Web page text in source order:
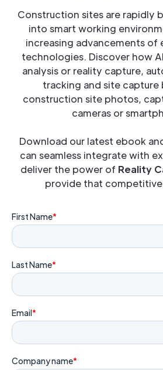
Construction sites are rapidly
into smart working
increasing advancements of
technologies. Discover how
analysis or reality capture,
tracking and site capture
construction site photos,
cameras or
Download our latest ebook
can seamless integrate with
deliver the power of Reality
provide that